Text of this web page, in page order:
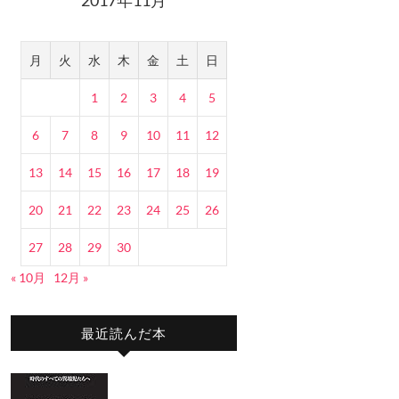
月 火 水 木 金 土 日
1 2 3 4 5
6 7 8 9 10 11 12
13 14 15 16 17 18 19
20 21 22 23 24 25 26
27 28 29
30
« 10月
12月 »
最近読んだ本